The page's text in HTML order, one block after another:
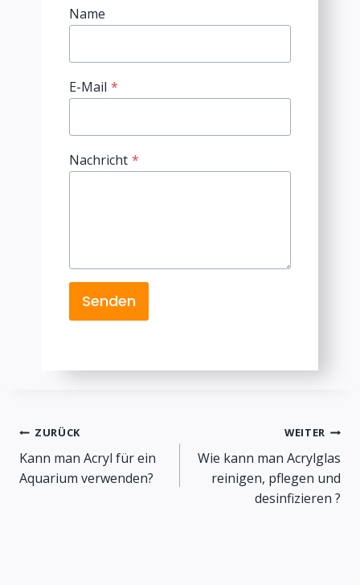
Name
E-Mail *
Nachricht *
Senden
Beitragsnavigation
ZURÜCK
Kann man Acryl für ein
Aquarium verwenden?
WEITER
Wie kann man Acrylglas
reinigen, pflegen und
desinfizieren ?